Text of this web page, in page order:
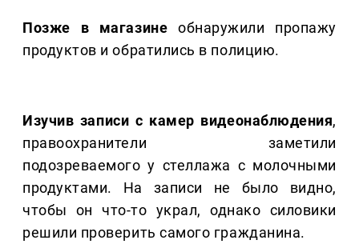
Позже в магазине обнаружили пропажу
продуктов и обратились в полицию.
Изучив записи с камер видеонаблюдения,
правоохранители заметили
подозреваемого у стеллажа с молочными
продуктами. На записи не было видно,
чтобы он что-то украл, однако силовики
решили проверить самого гражданина.